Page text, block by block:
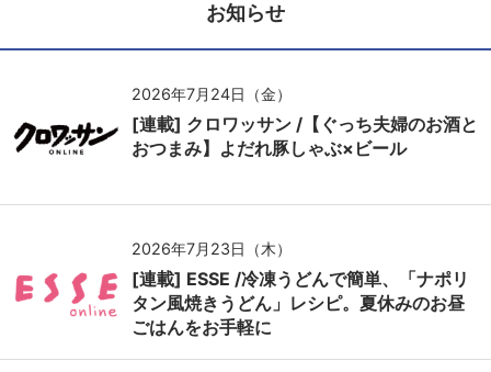
お知らせ
2026年7月24日（金）
[連載] クロワッサン /【ぐっち夫婦のお酒と
おつまみ】よだれ豚しゃぶ×ビール
2026年7月23日（木）
[連載] ESSE /冷凍うどんで簡単、「ナポリ
タン風焼きうどん」レシピ。夏休みのお昼
ごはんをお手軽に